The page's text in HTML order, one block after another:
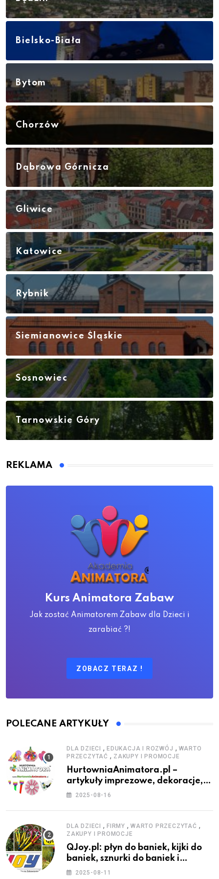
Bielsko-Biała
Bytom
Chorzów
Dąbrowa Górnicza
Gliwice
Katowice
Rybnik
Siemianowice Śląskie
Sosnowiec
Tarnowskie Góry
REKLAMA
Kurs Animatora Zabaw
Jak zostać Animatorem Zabaw dla Dzieci i
zarabiać ?!
ZOBACZ TERAZ !
POLECANE ARTYKUŁY
DLA DZIECI , EDUKACJA I ROZWÓJ , WARTO
PRZECZYTAĆ , ZAKUPY I PROMOCJE
HurtowniaAnimatora.pl –
artykuły imprezowe, dekoracje,
stroje i akcesoria dla animatorów
2025-08-16
DLA DZIECI , FIRMY , WARTO PRZECZYTAĆ ,
ZAKUPY I PROMOCJE
QJoy.pl: płyn do baniek, kijki do
baniek, sznurki do baniek i
zestawy do baniek
2025-08-11